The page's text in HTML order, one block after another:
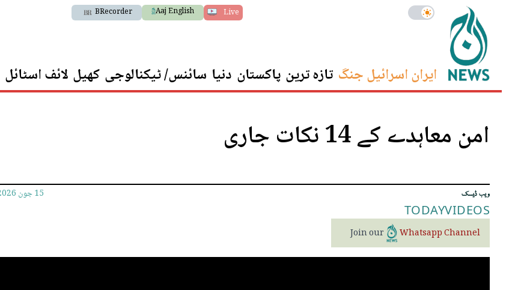
Live
Aaj English
BRecorder
ایران اسرائیل جنگ تازہ ترین پاکستان دنیا سائنس/ ٹیکنالوجی کھیل لائف اسٹائل
امن معاہدے کے 14 نکات جاری
ویب ڈیسک 15 جون 2026
TODAYVIDEOS
Join our Whatsapp Channel